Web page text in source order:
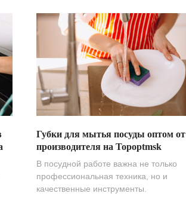
Губки для мытья посуды оптом от
производителя на Topoptmsk
В посудной работе важна не только
профессиональная техника, но и
качественные инструменты.